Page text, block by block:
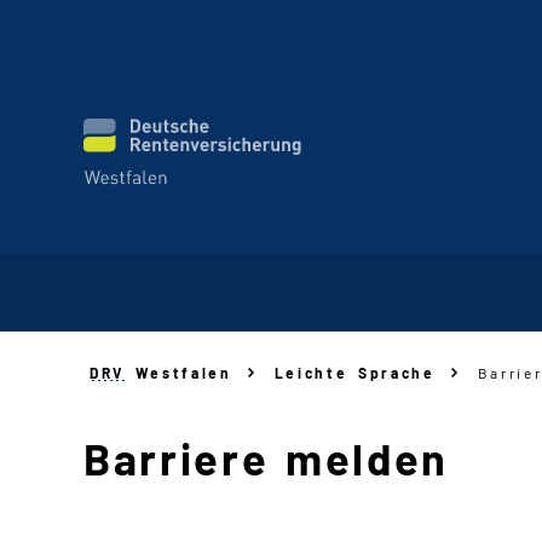
DRV Westfalen Leichte Sprache
Barriere melden